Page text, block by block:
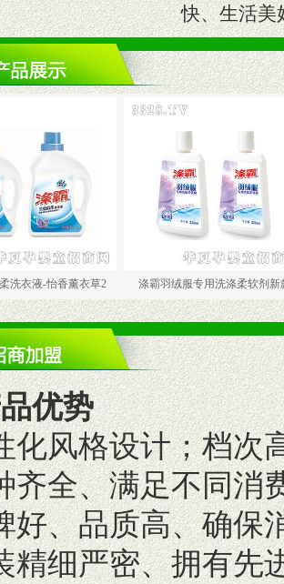
快、生活美
香薰衣草2 涤霸羽绒服专用洗涤柔软剂新款
优势
化风格设计；档次
齐全、满足不同消
好、品质高、确保
精细严密、拥有先